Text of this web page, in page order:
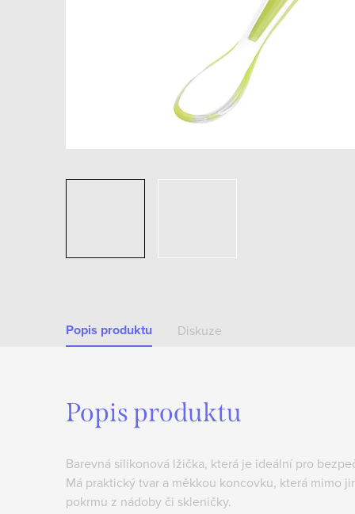
Popis produktu Diskuze
Popis produktu
Barevná silikonová lžička, která je ideální pro
Má praktický tvar a měkkou koncovku, která mimo
pokrmu z nádoby či skleničky.